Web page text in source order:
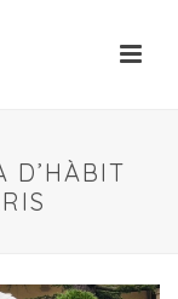
D’HÀBIT